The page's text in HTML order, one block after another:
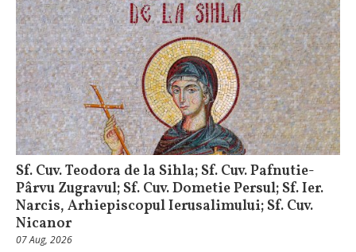
Sf. Cuv. Teodora de la Sihla; Sf. Cuv. Pafnutie-
Pârvu Zugravul; Sf. Cuv. Dometie Persul; Sf. Ier.
Narcis, Arhiepiscopul Ierusalimului; Sf. Cuv.
Nicanor
07 Aug, 2026